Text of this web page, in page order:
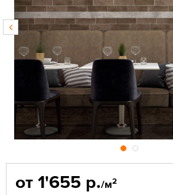
от 1'655 р./м2